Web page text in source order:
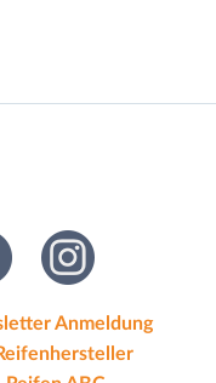
Anmeldung